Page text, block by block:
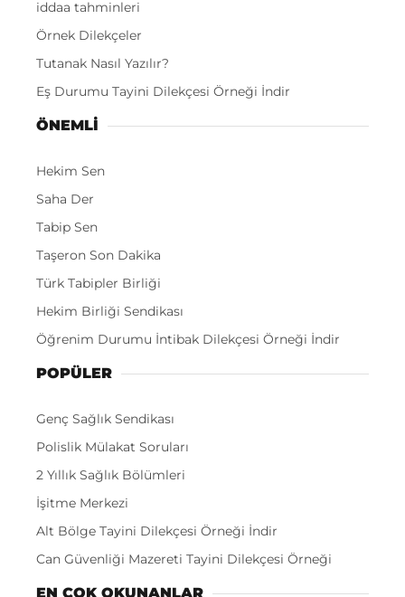
iddaa tahminleri
Örnek Dilekçeler
Tutanak Nasıl Yazılır?
Eş Durumu Tayini Dilekçesi Örneği İndir
ÖNEMLI
Hekim Sen
Saha Der
Tabip Sen
Taşeron Son Dakika
Türk Tabipler Birliği
Hekim Birliği Sendikası
Öğrenim Durumu İntibak Dilekçesi Örneği İndir
POPÜLER
Genç Sağlık Sendikası
Polislik Mülakat Soruları
2 Yıllık Sağlık Bölümleri
İşitme Merkezi
Alt Bölge Tayini Dilekçesi Örneği İndir
Can Güvenliği Mazereti Tayini Dilekçesi Örneği
EN ÇOK OKUNANLAR